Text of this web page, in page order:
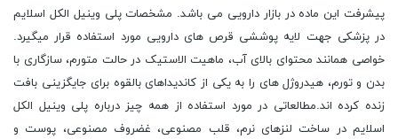
پیشرفت این ماده در بازار دارویی می باشد. مشخصات پلی وینیل الکل اسلایم
در پزشکی جهت لایه پوششی قرص های دارویی مورد استفاده قرار میگیرد.
خواصی همانند محتوای بالای آب، ماهیت الاستیک در حالت متورم، سازگاری با
بدن و تورم، هیدروژل های را به یکی از کاندیداهای بالقوه برای جایگزینی بافت
زنده کرده اند.مطالعاتی در مورد استفاده از همه چیز درباره پلی وینیل الکل
اسلایم در ساخت لنزهای نرم، قلب مصنوعی، غضروف مصنوعی، پوست و